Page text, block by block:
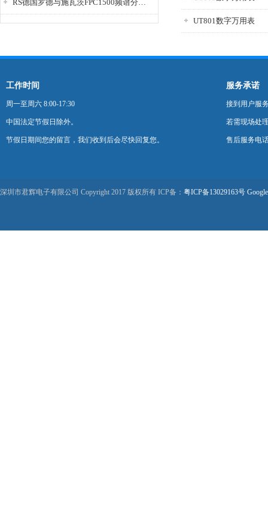
RS德国罗德与施瓦茨FPC1500频谱分析仪
UT801数字万用表
工作时间
周一至周六 8:00-17:30
中国法定节假日除外。
节假日期间您的留言，我们收到后会尽快回复您。
服务承诺
接到用户服
若需现场处
售后服务电
深圳市君辉电子有限公司 Copyright 2017 版权所有 ICP备： 粤ICP备13029163号